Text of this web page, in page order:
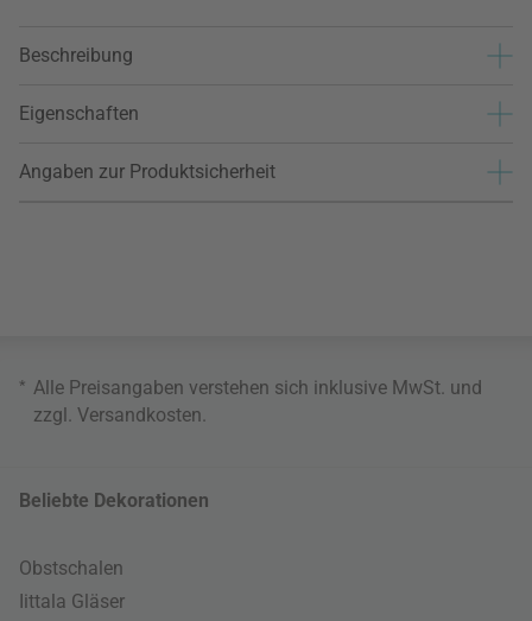
Beschreibung
Eigenschaften
Angaben zur Produktsicherheit
* Alle Preisangaben verstehen sich inklusive MwSt. und
zzgl. Versandkosten
Beliebte Dekorationen
Obstschalen
Iittala Gläser